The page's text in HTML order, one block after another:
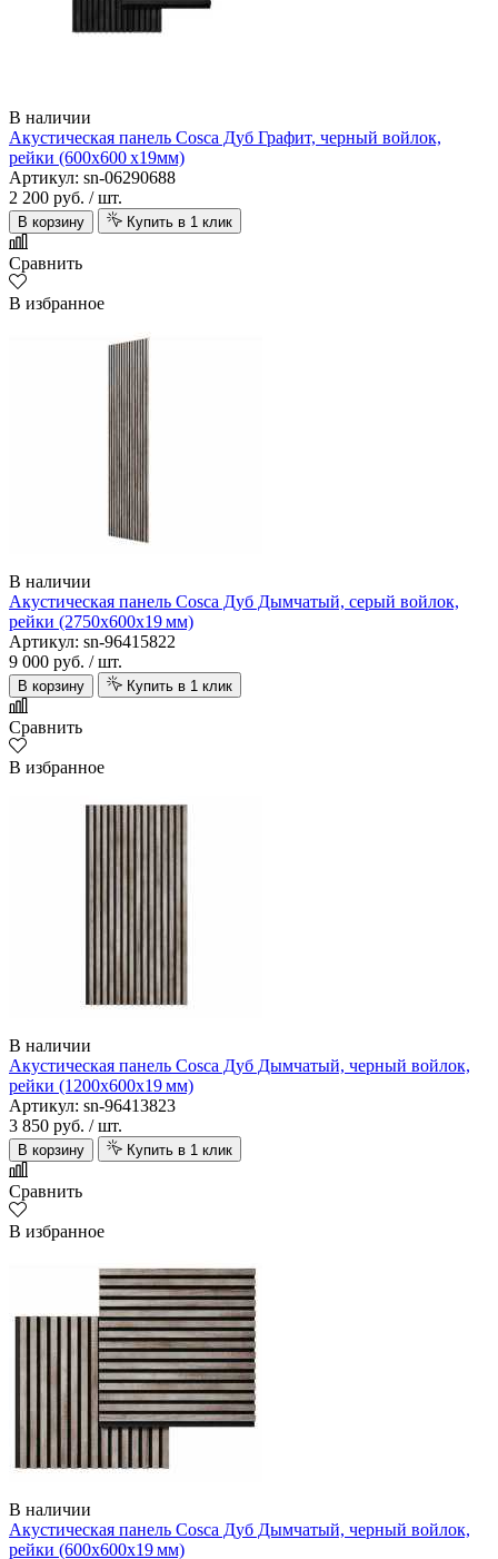
В наличии
Акустическая панель Cosca Дуб Графит, черный войлок,
рейки (600х600 х19мм)
Артикул: sn-06290688
2 200 руб. / шт.
В корзину Купить в 1 клик
Сравнить
В избранное
В наличии
Акустическая панель Cosca Дуб Дымчатый, серый войлок,
рейки (2750х600х19 мм)
Артикул: sn-96415822
9 000 руб. / шт.
В корзину Купить в 1 клик
Сравнить
В избранное
В наличии
Акустическая панель Cosca Дуб Дымчатый, черный войлок,
рейки (1200х600х19 мм)
Артикул: sn-96413823
3 850 руб. / шт.
В корзину Купить в 1 клик
Сравнить
В избранное
В наличии
Акустическая панель Cosca Дуб Дымчатый, черный войлок,
рейки (600х600х19 мм)